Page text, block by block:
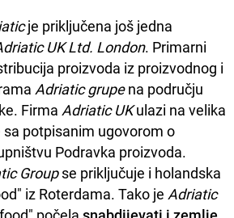
je priključena još jedna
UK Ltd. London. Primarni
proizvoda iz proizvodnog i
Adriatic grupena području
Firma Adriatic UKulazi na velika
potpisanim ugovorom o
Podravka proizvoda.
Groupse priključuje i holandska
iz Roterdama. Tako je Adriatic